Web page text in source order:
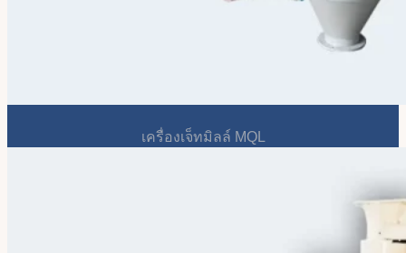
เครื่องเจ็ทมิลล์ MQL